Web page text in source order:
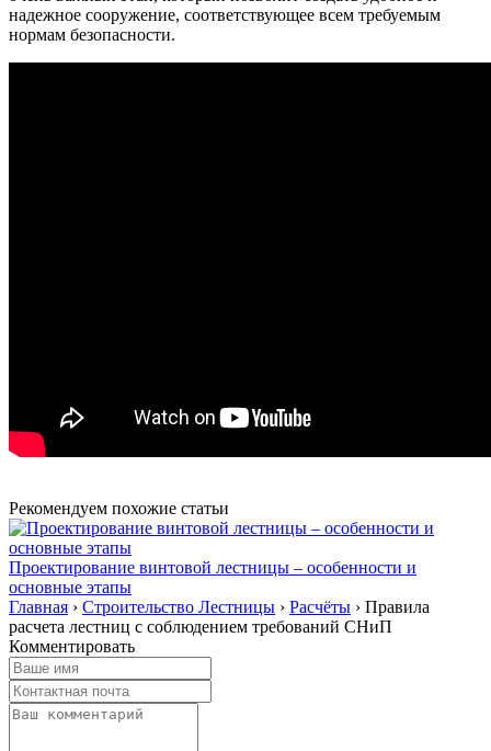
надежное сооружение, соответствующее всем требуемым
нормам безопасности.
Рекомендуем похожие статьи
Проектирование винтовой лестницы – особенности и
основные этапы
Главная › Строительство Лестницы › Расчёты › Правила
расчета лестниц с соблюдением требований СНиП
Комментировать